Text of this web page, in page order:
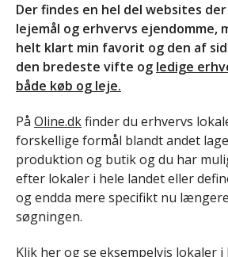
Der findes en hel del websites
lejemål og erhvervs ejendomme,
helt klart min favorit og den af
den bredeste vifte og ledige
både køb og leje.
På Oline.dkfinder du erhvervs
forskellige formål blandt andet
produktion og butik og du har
efter lokaler i hele landet eller
og endda mere specifikt nu
søgningen.
Klik her og se eksempelvis lokaler